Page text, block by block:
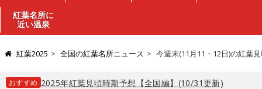
紅葉名所に
近い温泉
紅葉2025 全国の紅葉名所ニュース 今週末(11月11・12日)の紅葉
おすすめ 2025年紅葉見頃時期予想【全国編】(10/31更新)